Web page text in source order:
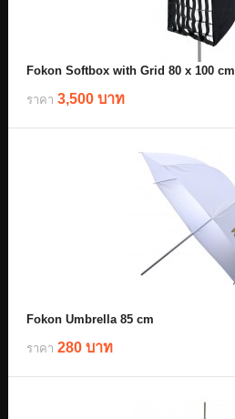
Fokon Softbox with Grid 80 x 100 cm
ราคา 3,500 บาท
Fokon Umbrella 85 cm
ราคา 280 บาท